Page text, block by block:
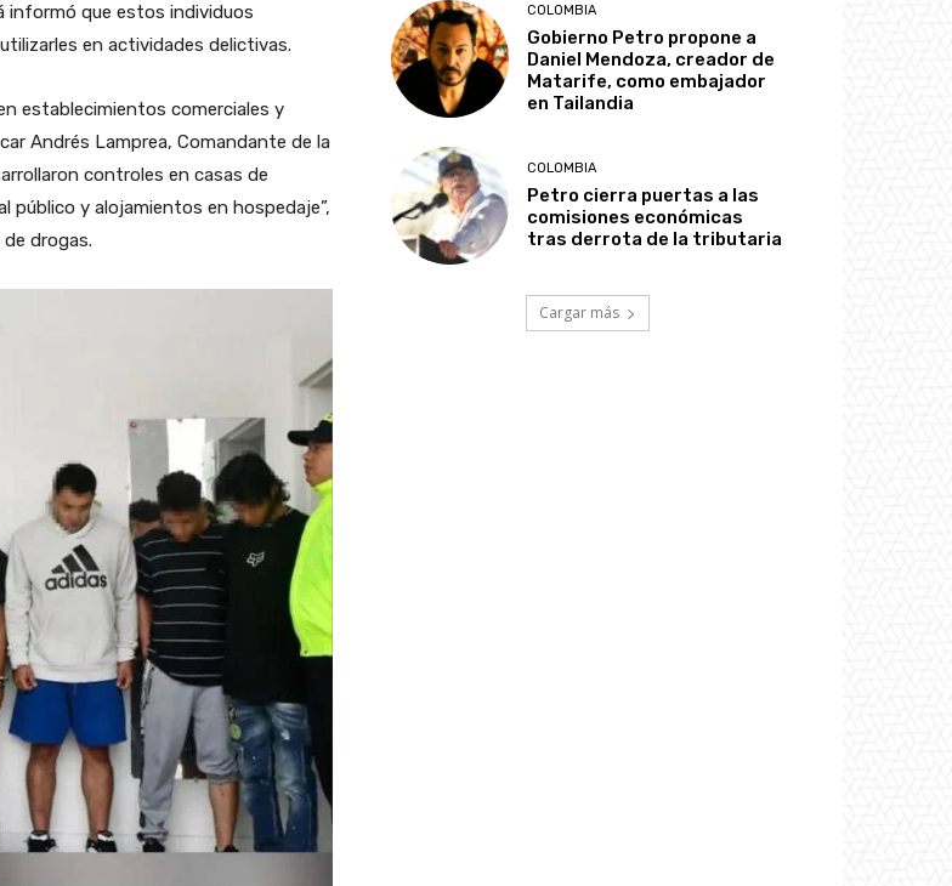
informó que estos individuos
en actividades delictivas.
establecimientos comerciales y
Andrés Lamprea, Comandante de la
controles en casas de
y alojamientos en hospedaje”,
drogas.
COLOMBIA
Gobierno Petro propone a
Daniel Mendoza, creador de
Matarife, como embajador
en Tailandia
COLOMBIA
Petro cierra puertas a las
comisiones económicas
tras derrota de la tributaria
Cargar más